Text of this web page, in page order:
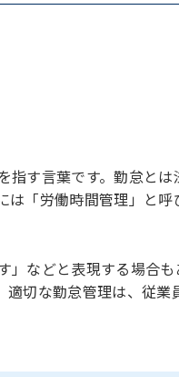
指す言葉です。勤怠とは
は「労働時間管理」と呼
」などと表現する場合も
適切な勤怠管理は、従業